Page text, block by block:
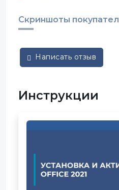
Скриншоты
Написать отзыв
Инструкции